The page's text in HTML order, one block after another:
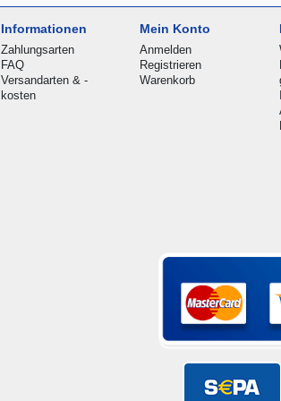
Informationen
Zahlungsarten
FAQ
Versandarten & -
kosten
Mein Konto
Anmelden
Registrieren
Warenkorb